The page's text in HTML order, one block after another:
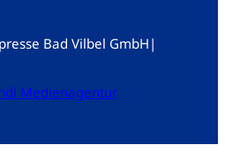
Bad Vilbel GmbH |
Medienagentur